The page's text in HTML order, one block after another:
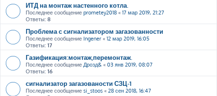
ИТД на монтаж настенного котла.
Последнее сообщение prometey2018 « 17 мар 2019, 21:27
Ответы: 8
Проблема с сигнализатором загазованности
Последнее сообщение Ingener « 12 мар 2019, 16:05
Ответы: 17
Газификация:монтаж,перемонтаж.
Последнее сообщение Дрозд& « 03 янв 2019, 08:07
Ответы: 16
сигнализатор загазованости СЗЦ-1
Последнее сообщение si_stoos « 28 сен 2018, 16:47